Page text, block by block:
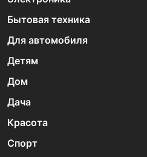
Бытовая техника
Для автомобиля
Детям
Дом
Дача
Красота
Спорт